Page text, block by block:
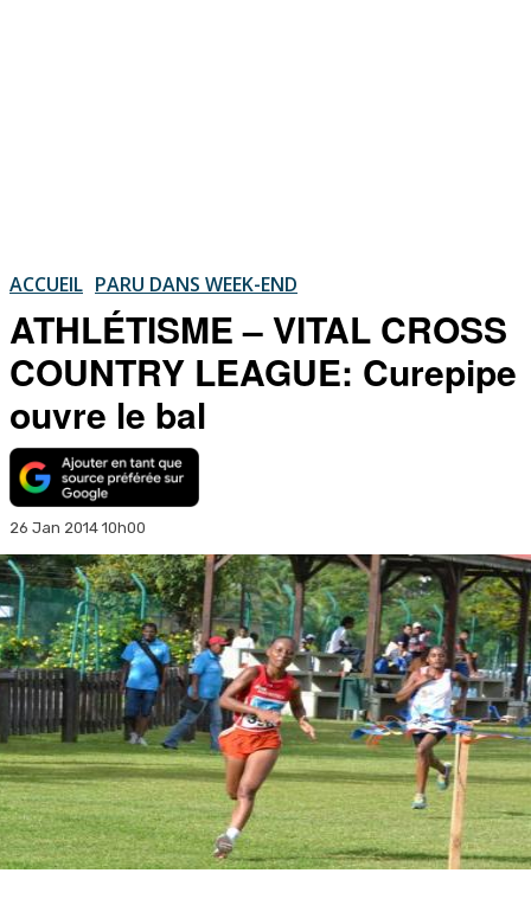
ACCUEIL PARU DANS WEEK-END
ATHLÉTISME – VITAL CROSS
COUNTRY LEAGUE: Curepipe
ouvre le bal
26 Jan 2014 10h00